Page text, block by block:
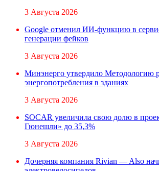
3 Августа 2026
Google отменил ИИ-функцию в
генерации фейков
3 Августа 2026
Минэнерго утвердило Методологию
энергопотребления в зданиях
3 Августа 2026
SOCAR увеличила свою долю в
Гюнешли» до 35,3%
3 Августа 2026
Дочерняя компания Rivian — Also